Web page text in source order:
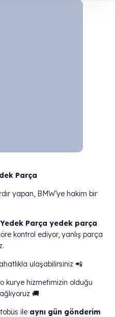
Parça
yapan, BMW’ye hakim bir
Yedek Parça yedek parça
kontrol ediyor, yanlış parça
ulaşabilirsiniz 📲
kurye hizmetimizin olduğu
🚚
ile aynı gün gönderim